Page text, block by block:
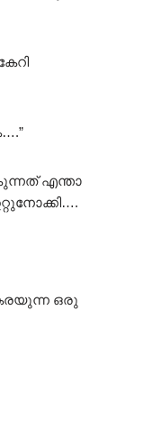
എന്താ
കരയുന്ന ഒരു